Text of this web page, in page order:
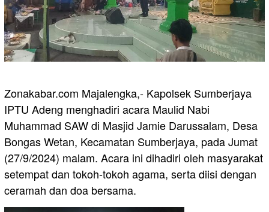
Zonakabar.com Majalengka,- Kapolsek Sumberjaya
IPTU Adeng menghadiri acara Maulid Nabi
Muhammad SAW di Masjid Jamie Darussalam, Desa
Bongas Wetan, Kecamatan Sumberjaya, pada Jumat
(27/9/2024) malam. Acara ini dihadiri oleh masyarakat
setempat dan tokoh-tokoh agama, serta diisi dengan
ceramah dan doa bersama.